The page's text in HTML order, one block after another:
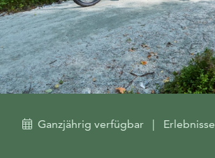
Ganzjährig verfügbar | Erlebnisse